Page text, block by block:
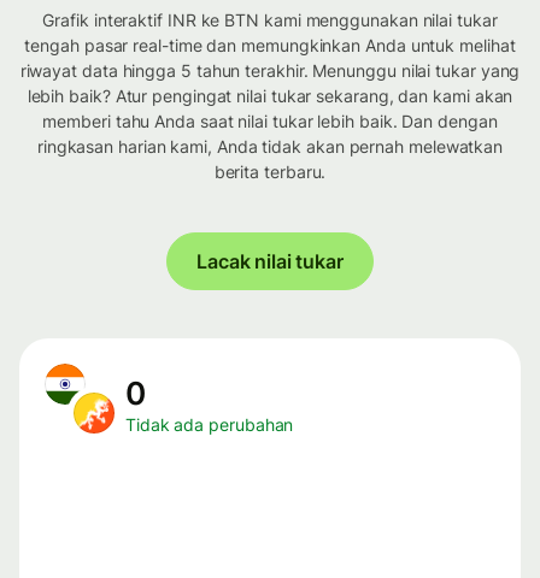
Grafik interaktif INR ke BTN kami menggunakan nilai tukar
tengah pasar real-time dan memungkinkan Anda untuk melihat
riwayat data hingga 5 tahun terakhir. Menunggu nilai tukar yang
lebih baik? Atur pengingat nilai tukar sekarang, dan kami akan
memberi tahu Anda saat nilai tukar lebih baik. Dan dengan
ringkasan harian kami, Anda tidak akan pernah melewatkan
berita terbaru.
Lacak nilai tukar
0
Tidak ada perubahan